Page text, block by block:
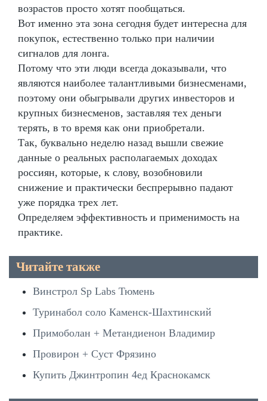
возрастов просто хотят пообщаться.
Вот именно эта зона сегодня будет интересна для
покупок, естественно только при наличии
сигналов для лонга.
Потому что эти люди всегда доказывали, что
являются наиболее талантливыми бизнесменами,
поэтому они обыгрывали других инвесторов и
крупных бизнесменов, заставляя тех деньги
терять, в то время как они приобретали.
Так, буквально неделю назад вышли свежие
данные о реальных располагаемых доходах
россиян, которые, к слову, возобновили
снижение и практически беспрерывно падают
уже порядка трех лет.
Определяем эффективность и применимость на
практике.
Читайте также
Винстрол Sp Labs Тюмень
Туринабол соло Каменск-Шахтинский
Примоболан + Метандиенон Владимир
Провирон + Суст Фрязино
Купить Джинтропин 4ед Краснокамск